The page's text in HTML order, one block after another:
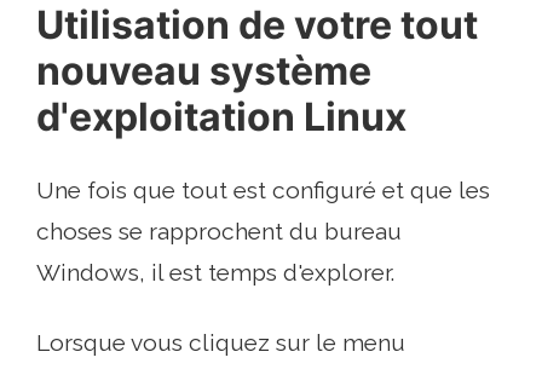
Utilisation de votre tout
nouveau système
d'exploitation Linux
Une fois que tout est configuré et que les
choses se rapprochent du bureau
Windows, il est temps d'explorer.
Lorsque vous cliquez sur le menu